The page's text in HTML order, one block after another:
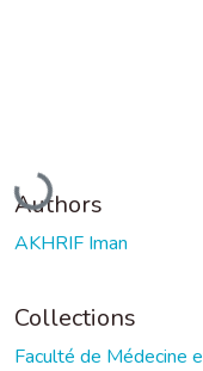
Loading...
Authors
AKHRIF Iman
Collections
Faculté de Médecine